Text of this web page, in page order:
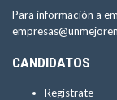
Para información a
CANDIDATOS
Regístrate